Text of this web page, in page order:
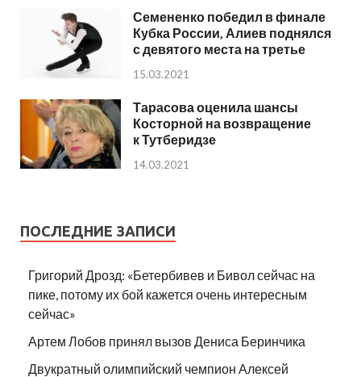
Семененко победил в финале
Кубка России, Алиев поднялся
с девятого места на третье
15.03.2021
Тарасова оценила шансы
Косторной на возвращение
к Тутберидзе
14.03.2021
ПОСЛЕДНИЕ ЗАПИСИ
Григорий Дрозд: «Бетербивев и Бивол сейчас на
пике, потому их бой кажется очень интересным
сейчас»
Артем Лобов принял вызов Дениса Беринчика
Двукратный олимпийский чемпион Алексей